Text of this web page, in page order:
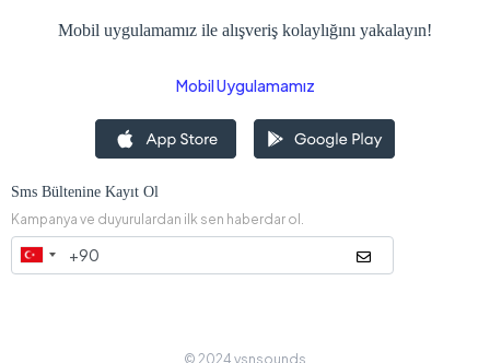
Mobil uygulamamız ile alışveriş kolaylığını yakalayın!
Mobil Uygulamamız
Sms Bültenine Kayıt Ol
Kampanya ve duyurulardan ilk sen haberdar ol.
© 2024 ysnsounds